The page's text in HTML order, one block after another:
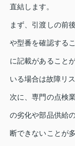
直結します。
まず、引渡しの前
や型番を確認する
に記載があること
いる場合は故障リ
次に、専門の点検
の劣化や部品供給
断できないことが